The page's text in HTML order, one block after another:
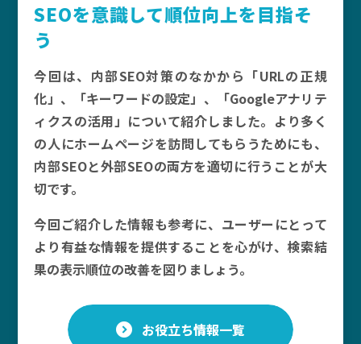
SEOを意識して順位向上を目指そ
う
今回は、内部SEO対策のなかから「URLの正規
化」、「キーワードの設定」、「Googleアナリテ
ィクスの活用」について紹介しました。より多く
の人にホームページを訪問してもらうためにも、
内部SEOと外部SEOの両方を適切に行うことが大
切です。
今回ご紹介した情報も参考に、ユーザーにとって
より有益な情報を提供することを心がけ、検索結
果の表示順位の改善を図りましょう。
お役立ち情報一覧